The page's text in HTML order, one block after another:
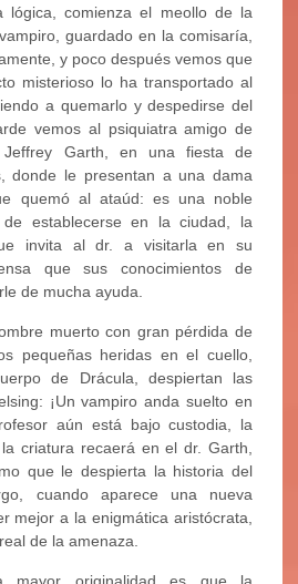
lógica, comienza el meollo de la
guardado en la comisaría,
y poco después vemos que
misterioso lo ha transportado al
a quemarlo y despedirse del
vemos al psiquiatra amigo de
Garth, en una fiesta de
donde le presentan a una dama
quemó al ataúd: es una noble
establecerse en la ciudad, la
invita al dr. a visitarla en su
que sus conocimientos de
de mucha ayuda.
muerto con gran pérdida de
pequeñas heridas en el cuello,
de Drácula, despiertan las
¡Un vampiro anda suelto en
aún está bajo custodia, la
criatura recaerá en el dr. Garth,
que le despierta la historia del
cuando aparece una nueva
mejor a la enigmática aristócrata,
de la amenaza.